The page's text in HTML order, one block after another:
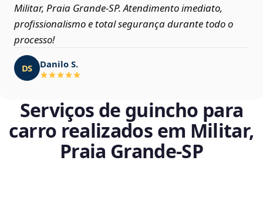
Militar, Praia Grande‑SP. Atendimento imediato,
profissionalismo e total segurança durante todo o
processo!
DS Danilo S.
Serviços de guincho para
carro realizados em Militar,
Praia Grande‑SP